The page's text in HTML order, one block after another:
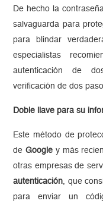
De hecho la
salvaguarda para
para blindar
especialistas
autenticación de
verificación de dos
Doble llave para su
Este método de
deGoogle y más
otras empresas de
autenticación, que
para enviar un